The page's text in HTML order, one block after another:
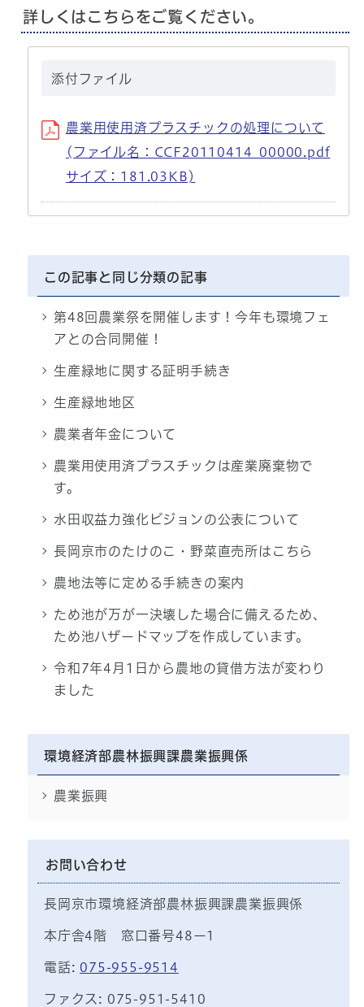
詳しくはこちらをご覧ください。
添付ファイル
農業用使用済プラスチックの処理について
(ファイル名：CCF20110414_00000.pdf
サイズ：181.03KB)
この記事と同じ分類の記事
第48回農業祭を開催します！今年も環境フェ
アとの合同開催！
生産緑地に関する証明手続き
生産緑地地区
農業者年金について
農業用使用済プラスチックは産業廃棄物で
す。
水田収益力強化ビジョンの公表について
長岡京市のたけのこ・野菜直売所はこちら
農地法等に定める手続きの案内
ため池が万が一決壊した場合に備えるため、
ため池ハザードマップを作成しています。
令和7年4月1日から農地の貸借方法が変わり
ました
環境経済部農林振興課農業振興係
農業振興
お問い合わせ
長岡京市環境経済部農林振興課農業振興係
本庁舎4階 窓口番号48ー1
電話: 075-955-9514
ファクス: 075-951-5410